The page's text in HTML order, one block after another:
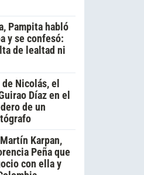
Pampita habló
y se confesó:
de lealtad ni
Nicolás, el
Díaz en el
de un
Karpan,
Peña que
con ella y